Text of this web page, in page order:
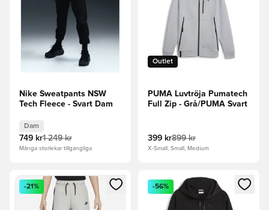
Nike Sweatpants NSW
Tech Fleece - Svart Dam
Dam
749 kr1 249 kr
Många storlekar tillgängliga
Outlet
PUMA Luvtröja Pumatech
Full Zip - Grå/PUMA Svart
399 kr899 kr
X-Small, Small, Medium
Öppnar en Modal för att logga in eller registrera dig som
-21%
Öppnar en Modal för att
-56%